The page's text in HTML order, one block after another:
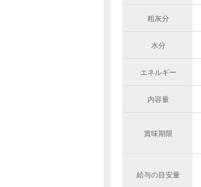
粗灰分
水分
エネルギー
内容量
賞味期限
給与の目安量